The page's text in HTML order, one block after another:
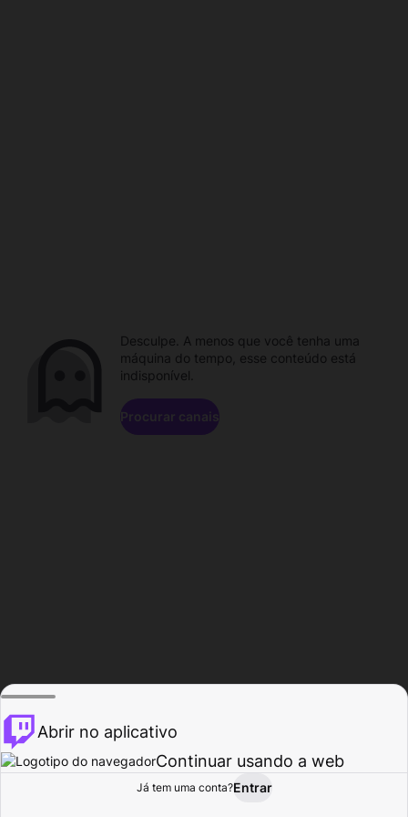
Procurar Atividade
Desculpe. A menos que você tenha uma
máquina do tempo, esse conteúdo está
indisponível.
Procurar canais
Abrir no aplicativo
Continuar usando a web
Já tem uma conta?Entrar